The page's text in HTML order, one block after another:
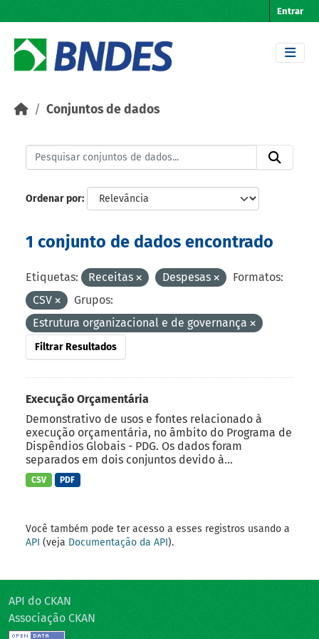
Entrar
Conjuntos de dados
Ordenar por
1 conjunto de dados encontrado
Etiquetas: Receitas Despesas
Formatos:
CSV
Grupos:
Estrutura organizacional e de governança
Filtrar Resultados
Execução Orçamentária
Demonstrativo de usos e fontes relacionado à
execução orçamentária, no âmbito do Programa de
Dispêndios Globais - PDG. Os dados foram
separados em dois conjuntos devido à...
CSV PDF
Você também pode ter acesso a esses registros usando a
API (veja Documentação da API).
API do CKAN
Associação CKAN